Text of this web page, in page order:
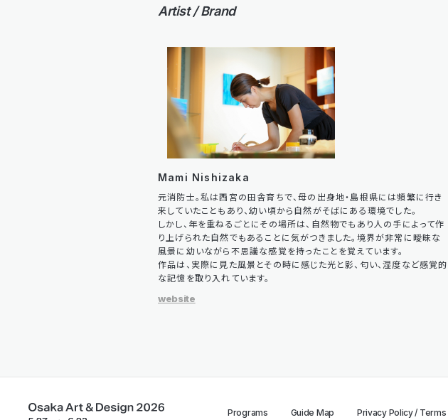
Artist / Brand
Mami Nishizaka
元消防士。私は西宮の田舎育ちで、母の出身地・島根県には頻繁に行き
来していたこともあり、幼い頃から自然がそばにある環境でした。
しかし、年を重ねるごとにその場所は、自然物でもあり人の手によって作
り上げられた自然でもあることに気がつきました。境界が非常に曖昧な
風景に幼いながら不思議な感覚を持ったことを覚えています。
作品は、実際に見た風景とその時に感じた光と影、匂い、湿度など感覚的
な記憶を取り入れています。
website
Programs Guide Map Privacy Policy /